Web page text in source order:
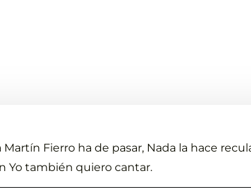
Fierro ha de pasar, Nada la hace
Yo también quiero cantar.